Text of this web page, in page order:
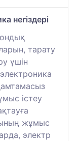
негіздері
тарату
үшін
істеу
жұмыс
электр